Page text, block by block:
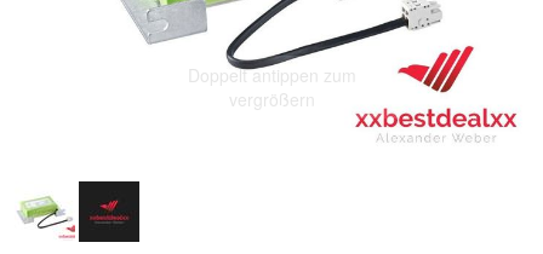
Doppelt antippen zum
vergrößern